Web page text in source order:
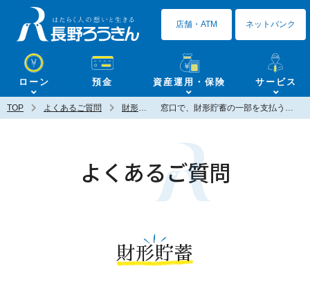
ローン 預金 資産運用・保険 サービス
店舗・ATM ネットバンク
TOP よくあるご質問 財形貯蓄 窓口で、財形貯蓄の一部を支払うことはできますか？
よくあるご質問
財形貯蓄